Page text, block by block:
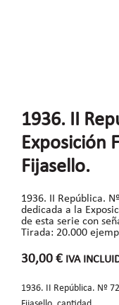
1936. II
Exposición
Fijasello.
1936. II República.
dedicada a la
de esta serie con
Tirada: 20.000
30,00 € IVA
1936. II República. Nº